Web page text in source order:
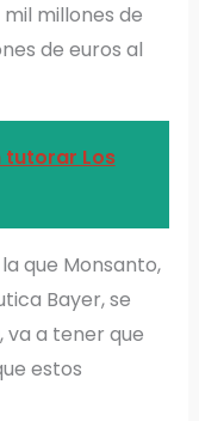
millones de
de euros al
tutorar Los
que Monsanto,
Bayer, se
va a tener que
estos